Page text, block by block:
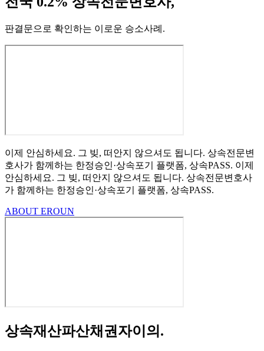
판결문으로 확인하는 이로운 승소사례 .
이제 안심하세요. 그 빚, 떠안지 않으셔도 됩니다. 상속전문변
호사가 함께하는 한정승인·상속포기 플랫폼, 상속PASS. 이제
안심하세요. 그 빚, 떠안지 않으셔도 됩니다. 상속전문변호사
가 함께하는 한정승인·상속포기 플랫폼, 상속PASS.
ABOUT EROUN
상속재산파산채권자이의 .